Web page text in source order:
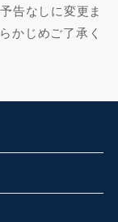
告なしに変更ま
かじめご了承く